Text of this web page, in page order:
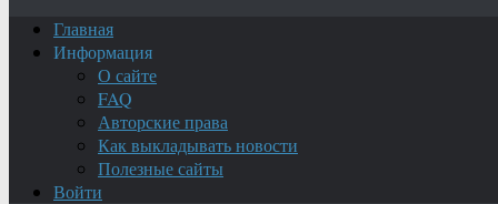
Главная
Информация
О сайте
FAQ
Авторские права
Как выкладывать новости
Полезные сайты
Войти